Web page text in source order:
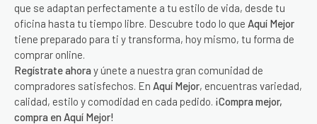
que se adaptan perfectamente a tu estilo de vida, desde tu
oficina hasta tu tiempo libre. Descubre todo lo que Aquí Mejor
tiene preparado para ti y transforma, hoy mismo, tu forma de
comprar online.
Regístrate ahora y únete a nuestra gran comunidad de
compradores satisfechos. En Aquí Mejor, encuentras variedad,
calidad, estilo y comodidad en cada pedido. ¡Compra mejor,
compra en Aquí Mejor!